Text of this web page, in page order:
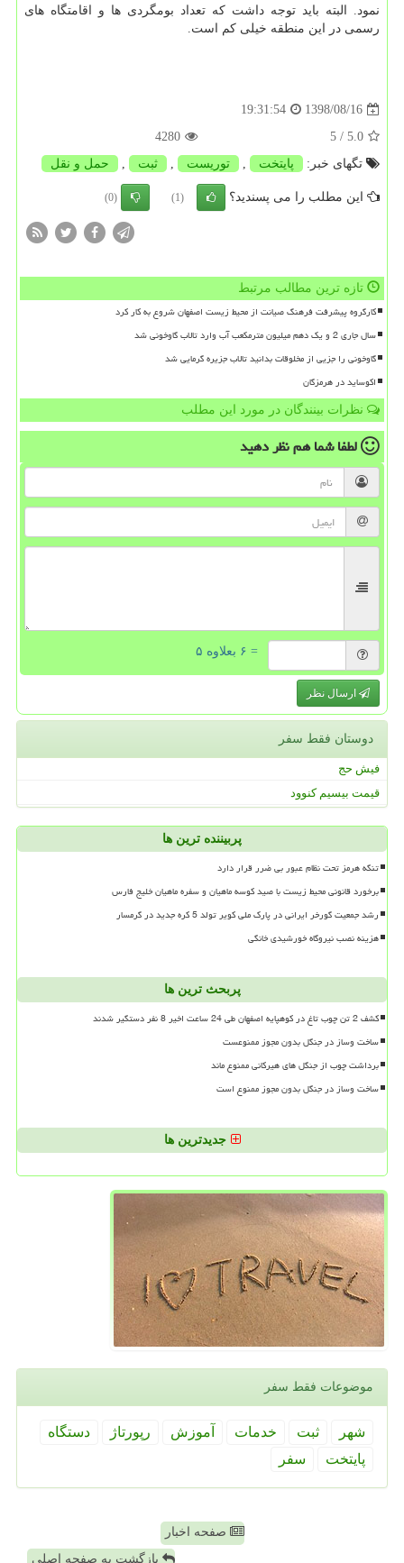
نمود. البته باید توجه داشت كه تعداد بومگردی ها و اقامتگاه های
رسمی در این منطقه خیلی كم است.
1398/08/16
19:31:54
5.0
/ 5
4280
تگهای خبر:
پایتخت , توریست , ثبت , حمل و نقل
این مطلب را می پسندید؟ (1)
(0)
تازه ترین مطالب مرتبط
کارگروه پیشرفت فرهنگ صیانت از محیط زیست اصفهان شروع به کار کرد
سال جاری 2 و یک دهم میلیون مترمکعب آب وارد تالاب گاوخونی شد
گاوخونی را جزیی از مخلوقات بدانید تالاب جزیره گرمایی شد
اکوساید در هرمزگان
نظرات بینندگان در مورد این مطلب
لطفا شما همنظر دهید
= ۶ بعلاوه ۵
ارسال نظر
دوستان فقط سفر
فیش حج
قیمت بیسیم کنوود
پربیننده ترین ها
تنگه هرمز تحت نظام عبور بی ضرر قرار دارد
برخورد قانونی محیط زیست با صید کوسه ماهیان و سفره ماهیان خلیج فارس
رشد جمعیت گورخر ایرانی در پارک ملی کویر تولد 5 کره جدید در گرمسار
هزینه نصب نیروگاه خورشیدی خانگی
پربحث ترین ها
کشف 2 تن چوب تاغ در کوهپایه اصفهان طی 24 ساعت اخیر 8 نفر دستگیر شدند
ساخت وساز در جنگل بدون مجوز ممنوعست
برداشت چوب از جنگل های هیرکانی ممنوع ماند
ساخت وساز در جنگل بدون مجوز ممنوع است
جدیدترین ها
موضوعات فقط سفر
شهر ثبت خدمات آموزش رپورتاژ
دستگاه
پایتخت
سفر
صفحه اخبار
بازگشت به صفحه اصلی